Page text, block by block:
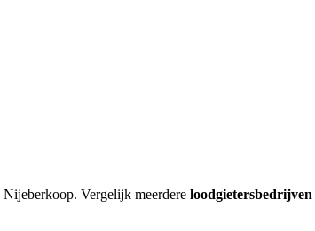
Nijeberkoop. Vergelijk meerdere loodgietersbedrijven